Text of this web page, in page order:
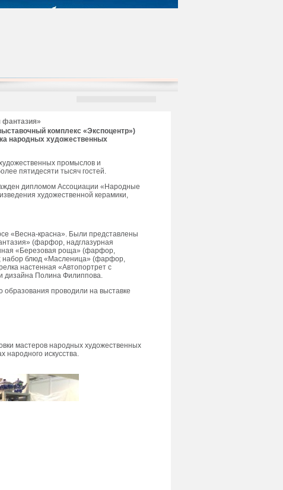
фантазия»
комплекс «Экспоцентр»)
народных художественных
промыслов и
пятидесяти тысяч гостей.
дипломом Ассоциации «Народные
художественной керамики,
«Весна-красна». Были представлены
(фарфор, надглазурная
«Березовая роща» (фарфор,
набор блюд «Масленица» (фарфор,
настенная «Автопортрет с
и дизайна Полина Филиппова.
образования проводили на выставке
мастеров народных художественных
народного искусства.